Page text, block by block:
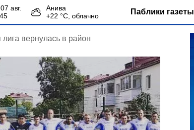
07 авг.
Анива
+22 °С, облачно Паблики газеты
вернулась в район